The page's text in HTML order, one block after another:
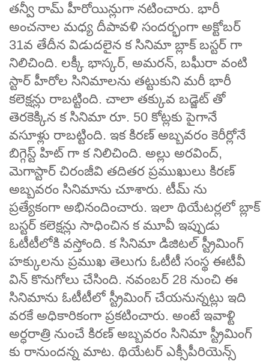
తన్వీ రామ్ హీరోయిన్లుగా నటించారు. భారీ
అంచనాల మధ్య దీపావళి సందర్భంగా అక్టోబర్
31వ తేదీన విడుదలైన క సినిమా బ్లాక్ బస్టర్ గా
నిలిచింది. లక్కీ భాస్కర్, అమరన్, బఘీరా వంటి
స్టార్ హీరోల సినిమాలను తట్టుకుని మరీ భారీ
కలెక్షన్లు రాబట్టింది. చాలా తక్కువ బడ్జెట్ తో
తెరకెక్కిన క సినిమా రూ. 50 కోట్లకు పైగానే
వసూళ్లు రాబట్టింది. ఇక కిరణ్ అబ్బవరం కెరీర్లోనే
బిగ్గెస్ట్ హిట్ గా క నిలిచింది. అల్లు అరవింద్,
మెగాస్టార్ చిరంజీవి తదితర ప్రముఖులు కిరణ్
అబ్బవరం సినిమాను చూశారు. టీమ్ ను
ప్రత్యేకంగా అభినందించారు. ఇలా థియేటర్లలో బ్లాక్
బస్టర్ కలెక్షన్లు సాధించిన క మూవీ ఇప్పుడు
ఓటీటీలోకి వస్తోంది. క సినిమా డిజిటల్ స్ట్రీమింగ్
హక్కులను ప్రముఖ తెలుగు ఓటీటీ సంస్థ ఈటీవీ
విన్ కొనుగోలు చేసింది. నవంబర్ 28 నుంచి ఈ
సినిమాను ఓటీటీలో స్ట్రీమింగ్ చేయనున్నట్లు ఇది
వరకే అధికారికంగా ప్రకటించారు. అంటే ఇవాళ్టి
అర్ధరాత్రి నుంచే కిరణ్ అబ్బవరం సినిమా స్ట్రీమింగ్
కు రానుందన్న మాట. థియేటర్ ఎక్సీపీరియెన్స్